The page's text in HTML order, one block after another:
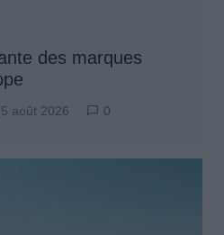
des marques
5 août 2026 0